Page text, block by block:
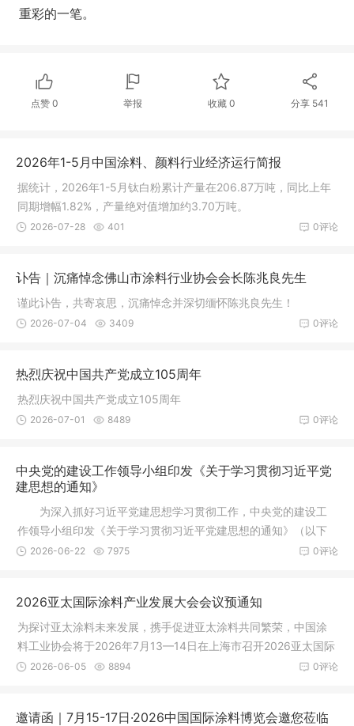
重彩的一笔。
点赞 0 举报 收藏 0 分享 541
2026年1-5月中国涂料、颜料行业经济运行简报
据统计，2026年1-5月钛白粉累计产量在206.87万吨，同比上年
同期增幅1.82%，产量绝对值增加约3.70万吨。
0评论
2026-07-28 401
讣告｜沉痛悼念佛山市涂料行业协会会长陈兆良先生
谨此讣告，共寄哀思，沉痛悼念并深切缅怀陈兆良先生！
0评论
2026-07-04 3409
热烈庆祝中国共产党成立105周年
热烈庆祝中国共产党成立105周年
0评论
2026-07-01 8489
中央党的建设工作领导小组印发《关于学习贯彻习近平党
建思想的通知》
为深入抓好习近平党建思想学习贯彻工作，中央党的建设工
作领导小组印发《关于学习贯彻习近平党建思想的通知》（以下
简称《通
0评论
2026-06-22 7975
2026亚太国际涂料产业发展大会会议预通知
为探讨亚太涂料未来发展，携手促进亚太涂料共同繁荣，中国涂
料工业协会将于2026年7月13—14日在上海市召开2026亚太国际
涂料产业发展大会。
0评论
2026-06-05 8894
邀请函｜7月15-17日·2026中国国际涂料博览会邀您莅临